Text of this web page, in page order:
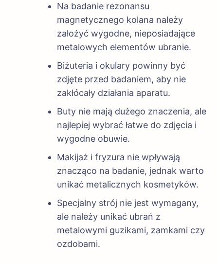
Na badanie rezonansu
magnetycznego kolana należy
założyć wygodne, nieposiadające
metalowych elementów ubranie.
Biżuteria i okulary powinny być
zdjęte przed badaniem, aby nie
zakłócały działania aparatu.
Buty nie mają dużego znaczenia, ale
najlepiej wybrać łatwe do zdjęcia i
wygodne obuwie.
Makijaż i fryzura nie wpływają
znacząco na badanie, jednak warto
unikać metalicznych kosmetyków.
Specjalny strój nie jest wymagany,
ale należy unikać ubrań z
metalowymi guzikami, zamkami czy
ozdobami.